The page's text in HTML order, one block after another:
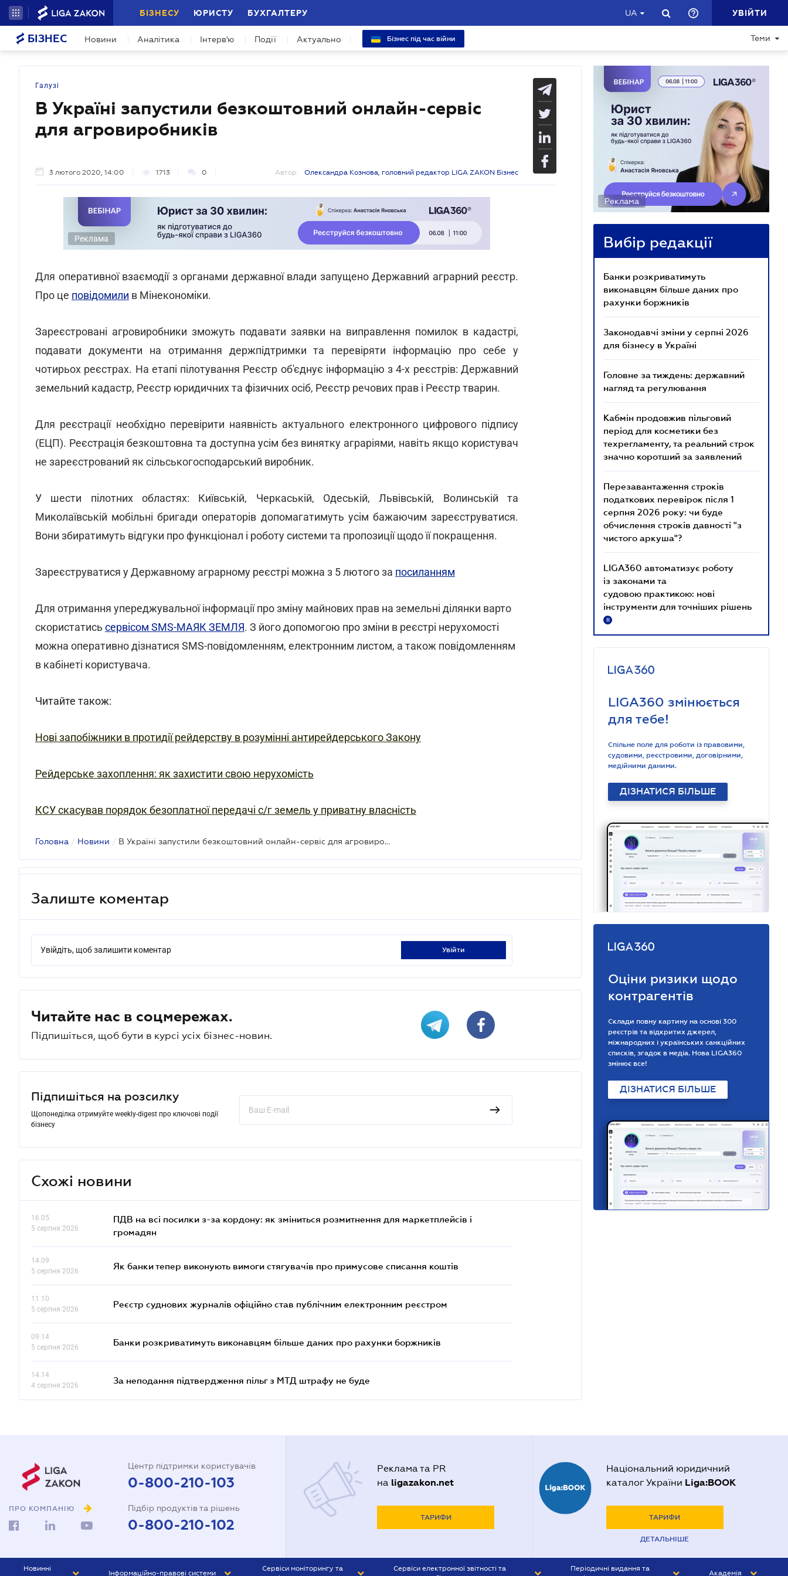
БІЗНЕСУ ЮРИСТУ БУХГАЛТЕРУ UA УВІЙТИ
БІЗНЕС Новини Аналітика Інтерв'ю Події Актуально Бізнес під час війни Теми
Галузі
В Україні запустили безкоштовний онлайн-сервіс
для агровиробників
3 лютого 2020, 14:00 1713 0 Автор: Олександра Кознова, головний редактор LIGA ZAKON Бізнес
Реклама
Для оперативної взаємодії з органами державної влади запущено Державний аграрний реєстр.
Про це повідомили в Мінекономіки.
Зареєстровані агровиробники зможуть подавати заявки на виправлення помилок в кадастрі,
подавати документи на отримання держпідтримки та перевіряти інформацію про себе у
чотирьох реєстрах. На етапі пілотування Реєстр об'єднує інформацію з 4-х реєстрів: Державний
земельний кадастр, Реєстр юридичних та фізичних осіб, Реєстр речових прав і Реєстр тварин.
Для реєстрації необхідно перевірити наявність актуального електронного цифрового підпису
(ЕЦП). Реєстрація безкоштовна та доступна усім без винятку аграріями, навіть якщо користувач
не зареєстрований як сільськогосподарський виробник.
У шести пілотних областях: Київській, Черкаській, Одеській, Львівській, Волинській та
Миколаївській мобільні бригади операторів допомагатимуть усім бажаючим зареєструватися.
Вони збиратимуть відгуки про функціонал і роботу системи та пропозиції щодо її покращення.
Зареєструватися у Державному аграрному реєстрі можна з 5 лютого за посиланням
Для отримання упереджувальної інформації про зміну майнових прав на земельні ділянки варто
скористатись сервісом SMS-МАЯК ЗЕМЛЯ. З його допомогою про зміни в реєстрі нерухомості
можна оперативно дізнатися SMS-повідомленням, електронним листом, а також повідомленням
в кабінеті користувача.
Читайте також:
Нові запобіжники в протидії рейдерству в розумінні антирейдерського Закону
Рейдерське захоплення: як захистити свою нерухомість
КСУ скасував порядок безоплатної передачі с/г земель у приватну власність
Головна / Новини / В Україні запустили безкоштовний онлайн-сервіс для агровиробників
Залиште коментар
Увійдіть, щоб залишити коментар увійти
Читайте нас в соцмережах.
Підпишіться, щоб бути в курсі усіх бізнес-новин.
Підпишіться на розсилку
Щопонеділка отримуйте weekly-digest про ключові події
бізнесу
Схожі новини
16.05
5 серпня 2026
ПДВ на всі посилки з-за кордону: як зміниться розмитнення для маркетплейсів і
громадян
14.09
5 серпня 2026
Як банки тепер виконують вимоги стягувачів про примусове списання коштів
11.10
5 серпня 2026
Реєстр суднових журналів офіційно став публічним електронним реєстром
09.14
5 серпня 2026
Банки розкриватимуть виконавцям більше даних про рахунки боржників
14.14
4 серпня 2026
За неподання підтвердження пільг з МТД штрафу не буде
Реклама
Вибір редакції
Банки розкриватимуть
виконавцям більше даних про
рахунки боржників
Законодавчі зміни у серпні 2026
для бізнесу в Україні
Головне за тиждень: державний
нагляд та регулювання
Кабмін продовжив пільговий
період для косметики без
техрегламенту, та реальний строк
значно коротший за заявлений
Перезавантаження строків
податкових перевірок після 1
серпня 2026 року: чи буде
обчислення строків давності "з
чистого аркуша"?
LIGA360 автоматизує роботу
із законами та
судовою практикою: нові
інструменти для точніших рішень
R
LIGA360 змінюється
для тебе!
Спільне поле для роботи із правовими,
судовими, реєстровими, договірними,
медійними даними.
ДІЗНАТИСЯ БІЛЬШЕ
Оціни ризики щодо
контрагентів
Склади повну картину на основі 300
реєстрів та відкритих джерел,
міжнародних і українських санкційних
списків, згадок в медіа. Нова LIGA360
змінює все!
ДІЗНАТИСЯ БІЛЬШЕ
ПРО КОМПАНІЮ
Центр підтримки користувачів
0-800-210-103
Підбір продуктів та рішень
0-800-210-102
Реклама та PR
на ligazakon.net
ТАРИФИ
Національний юридичний
каталог України Liga:BOOK
ТАРИФИ
ДЕТАЛЬНІШЕ
Новинні
Інформаційно-правові системи
Сервіси моніторингу та
Сервіси електронної звітності та
Періодичні видання та
Академія